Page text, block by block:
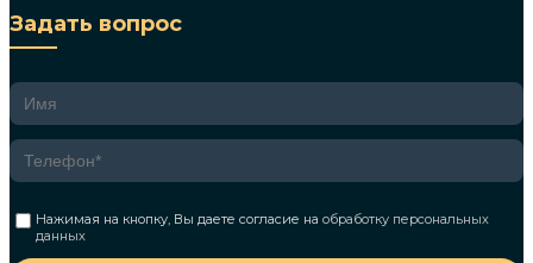
Задать вопрос
Нажимая на кнопку, Вы даете согласие наобработку персональных
данных